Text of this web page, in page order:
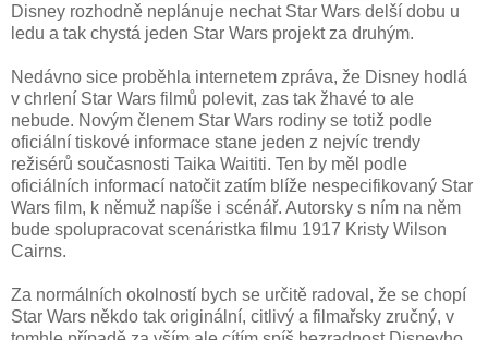
Disney rozhodně neplánuje nechat Star Wars delší dobu u
ledu a tak chystá jeden Star Wars projekt za druhým.
Nedávno sice proběhla internetem zpráva, že Disney hodlá
v chrlení Star Wars filmů polevit, zas tak žhavé to ale
nebude. Novým členem Star Wars rodiny se totiž podle
oficiální tiskové informace stane jeden z nejvíc trendy
režisérů současnosti Taika Waititi. Ten by měl podle
oficiálních informací natočit zatím blíže nespecifikovaný Star
Wars film, k němuž napíše i scénář. Autorsky s ním na něm
bude spolupracovat scenáristka filmu 1917 Kristy Wilson
Cairns.
Za normálních okolností bych se určitě radoval, že se chopí
Star Wars někdo tak originální, citlivý a filmařsky zručný, v